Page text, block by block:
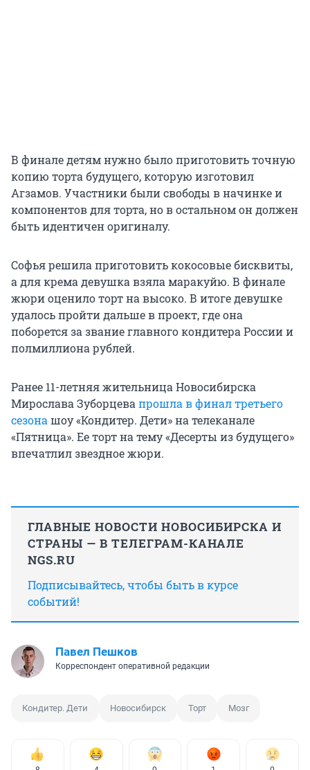
В финале детям нужно было приготовить точную
копию торта будущего, которую изготовил
Агзамов. Участники были свободы в начинке и
компонентов для торта, но в остальном он должен
быть идентичен оригиналу.
Софья решила приготовить кокосовые бисквиты,
а для крема девушка взяла маракуйю. В финале
жюри оценило торт на высоко. В итоге девушке
удалось пройти дальше в проект, где она
поборется за звание главного кондитера России и
полмиллиона рублей.
Ранее 11-летняя жительница Новосибирска
Мирослава Зуборцева прошла в финал третьего
сезона шоу «Кондитер. Дети» на телеканале
«Пятница». Ее торт на тему «Десерты из будущего»
впечатлил звездное жюри.
ГЛАВНЫЕ НОВОСТИ НОВОСИБИРСКА И
СТРАНЫ — В ТЕЛЕГРАМ-КАНАЛЕ
NGS.RU
Подписывайтесь, чтобы быть в курсе
событий!
Павел Пешков
Корреспондент оперативной редакции
Кондитер. Дети Новосибирск Торт Мозг